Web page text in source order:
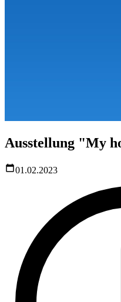
Ausstellung "My
01.02.2023